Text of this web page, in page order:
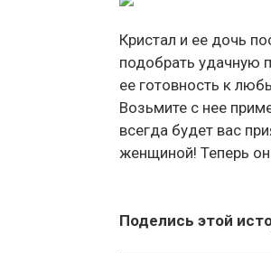
Кристал и ее дочь
подобрать удачную
ее готовность к
Возьмите с нее
всегда будет вас
женщиной! Теперь
Поделись этой